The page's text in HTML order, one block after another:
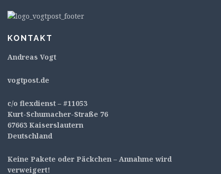
KONTAKT
Andreas Vogt
vogtpost.de
c/o flexdienst – #11053
Kurt-Schumacher-Straße 76
67663 Kaiserslautern
Deutschland
Keine Pakete oder Päckchen – Annahme wird
verweigert!